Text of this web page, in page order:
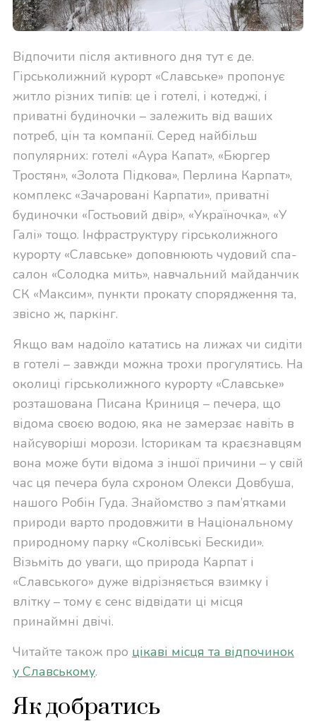
Відпочити після активного дня тут є де.
Гірськолижний курорт «Славське» пропонує
житло різних типів: це і готелі, і котеджі, і
приватні будиночки – залежить від ваших
потреб, цін та компанії. Серед найбільш
популярних: готелі «Аура Капат», «Бюргер
Тростян», «Золота Підкова», Перлина Карпат»,
комплекс «Зачаровані Карпати», приватні
будиночки «Гостьовий двір», «Україночка», «У
Галі» тощо. Інфраструктуру гірськолижного
курорту «Славське» доповнюють чудовий спа-
салон «Солодка мить», навчальний майданчик
СК «Максим», пункти прокату спорядження та,
звісно ж, паркінг.
Якщо вам надоїло кататись на лижах чи сидіти
в готелі – завжди можна трохи прогулятись. На
околиці гірськолижного курорту «Славське»
розташована Писана Криниця – печера, що
відома своєю водою, яка не замерзає навіть в
найсуворіші морози. Історикам та краєзнавцям
вона може бути відома з іншої причини – у свій
час ця печера була схроном Олекси Довбуша,
нашого Робін Гуда. Знайомство з пам’ятками
природи варто продовжити в Національному
природному парку «Сколівські Бескиди».
Візьміть до уваги, що природа Карпат і
«Славського» дуже відрізняється взимку і
влітку – тому є сенс відвідати ці місця
принаймні двічі.
Читайте також про цікаві місця та відпочинок
у Славському.
Як добратись